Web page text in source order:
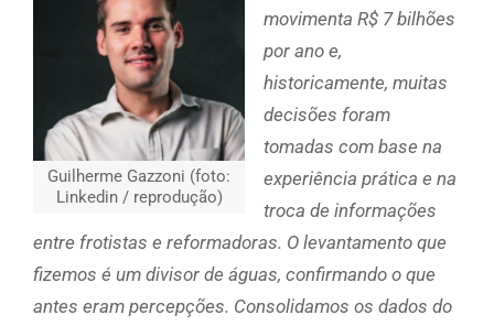
Guilherme Gazzoni (foto:
Linkedin / reprodução)
movimenta R$ 7 bilhões
por ano e,
historicamente, muitas
decisões foram
tomadas com base na
experiência prática e na
troca de informações
entre frotistas e reformadoras. O levantamento que
fizemos é um divisor de águas, confirmando o que
antes eram percepções. Consolidamos os dados do